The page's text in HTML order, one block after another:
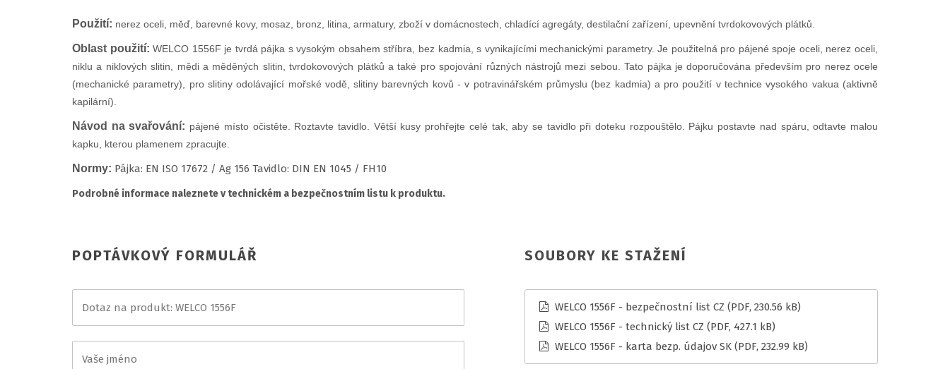
Použití: nerez oceli, měď, barevné kovy, mosaz, bronz, litina, armatury, zboží v domácnostech, chladící agregáty, destilační zařízení, upevnění tvrdokovových plátků.
Oblast použití: WELCO 1556F je tvrdá pájka s vysokým obsahem stříbra, bez kadmia, s vynikajícími mechanickými parametry. Je použitelná pro pájené spoje oceli, nerez oceli,
niklu a niklových slitin, mědi a měděných slitin, tvrdokovových plátků a také pro spojování různých nástrojů mezi sebou. Tato pájka je doporučována především pro nerez ocele
(mechanické parametry), pro slitiny odolávající mořské vodě, slitiny barevných kovů - v potravinářském průmyslu (bez kadmia) a pro použití v technice vysokého vakua (aktivně
kapilární).
Návod na svařování: pájené místo očistěte. Roztavte tavidlo. Větší kusy prohřejte celé tak, aby se tavidlo při doteku rozpouštělo. Pájku postavte nad spáru, odtavte malou
kapku, kterou plamenem zpracujte.
Normy: Pájka: EN ISO 17672 / Ag 156 Tavidlo: DIN EN 1045 / FH10
Podrobné informace naleznete v technickém a bezpečnostním listu k produktu.
SOUBORY KE STAŽENÍ
WELCO 1556F - bezpečnostní list CZ (PDF, 230.56 kB)
WELCO 1556F - technický list CZ (PDF, 427.1 kB)
WELCO 1556F - karta bezp. údajov SK (PDF, 232.99 kB)
POPTÁVKOVÝ FORMULÁŘ